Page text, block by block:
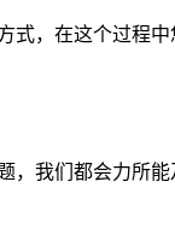
式，在这个过程
，我们都会力所